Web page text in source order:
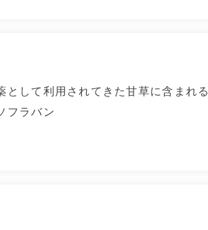
として利用されてきた甘草に含まれる
フラバン